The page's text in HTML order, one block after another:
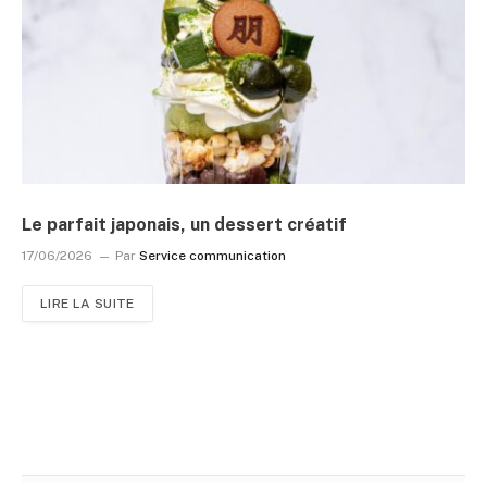
Le parfait japonais, un dessert créatif
17/06/2026 Par Service communication
LIRE LA SUITE